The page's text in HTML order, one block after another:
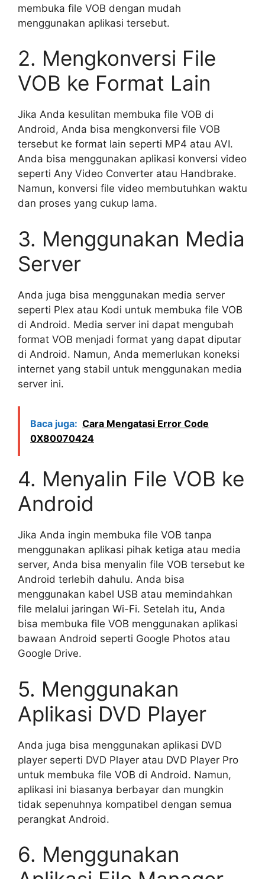
membuka file VOB dengan mudah
menggunakan aplikasi tersebut.
2. Mengkonversi File
VOB ke Format Lain
Jika Anda kesulitan membuka file VOB di
Android, Anda bisa mengkonversi file VOB
tersebut ke format lain seperti MP4 atau AVI.
Anda bisa menggunakan aplikasi konversi video
seperti Any Video Converter atau Handbrake.
Namun, konversi file video membutuhkan waktu
dan proses yang cukup lama.
3. Menggunakan Media
Server
Anda juga bisa menggunakan media server
seperti Plex atau Kodi untuk membuka file VOB
di Android. Media server ini dapat mengubah
format VOB menjadi format yang dapat diputar
di Android. Namun, Anda memerlukan koneksi
internet yang stabil untuk menggunakan media
server ini.
Baca juga: Cara Mengatasi Error Code
0X80070424
4. Menyalin File VOB ke
Android
Jika Anda ingin membuka file VOB tanpa
menggunakan aplikasi pihak ketiga atau media
server, Anda bisa menyalin file VOB tersebut ke
Android terlebih dahulu. Anda bisa
menggunakan kabel USB atau memindahkan
file melalui jaringan Wi-Fi. Setelah itu, Anda
bisa membuka file VOB menggunakan aplikasi
bawaan Android seperti Google Photos atau
Google Drive.
5. Menggunakan
Aplikasi DVD Player
Anda juga bisa menggunakan aplikasi DVD
player seperti DVD Player atau DVD Player Pro
untuk membuka file VOB di Android. Namun,
aplikasi ini biasanya berbayar dan mungkin
tidak sepenuhnya kompatibel dengan semua
perangkat Android.
6. Menggunakan